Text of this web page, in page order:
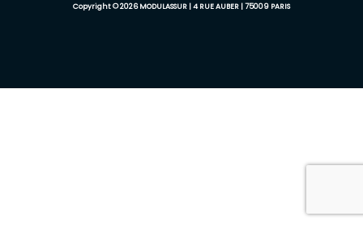
Copyright © 2026 MODULASSUR | 4 RUE AUBER | 75009 PARIS